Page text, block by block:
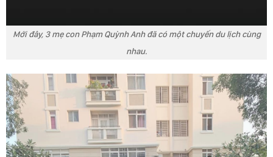
Mới đây, 3 mẹ con Phạm Quỳnh Anh đã có một chuyến du lịch cùng
nhau.